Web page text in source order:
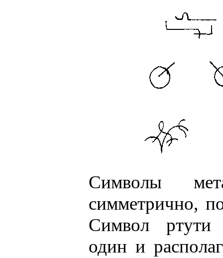
Символы
симметрично,
Символ ртути
один и